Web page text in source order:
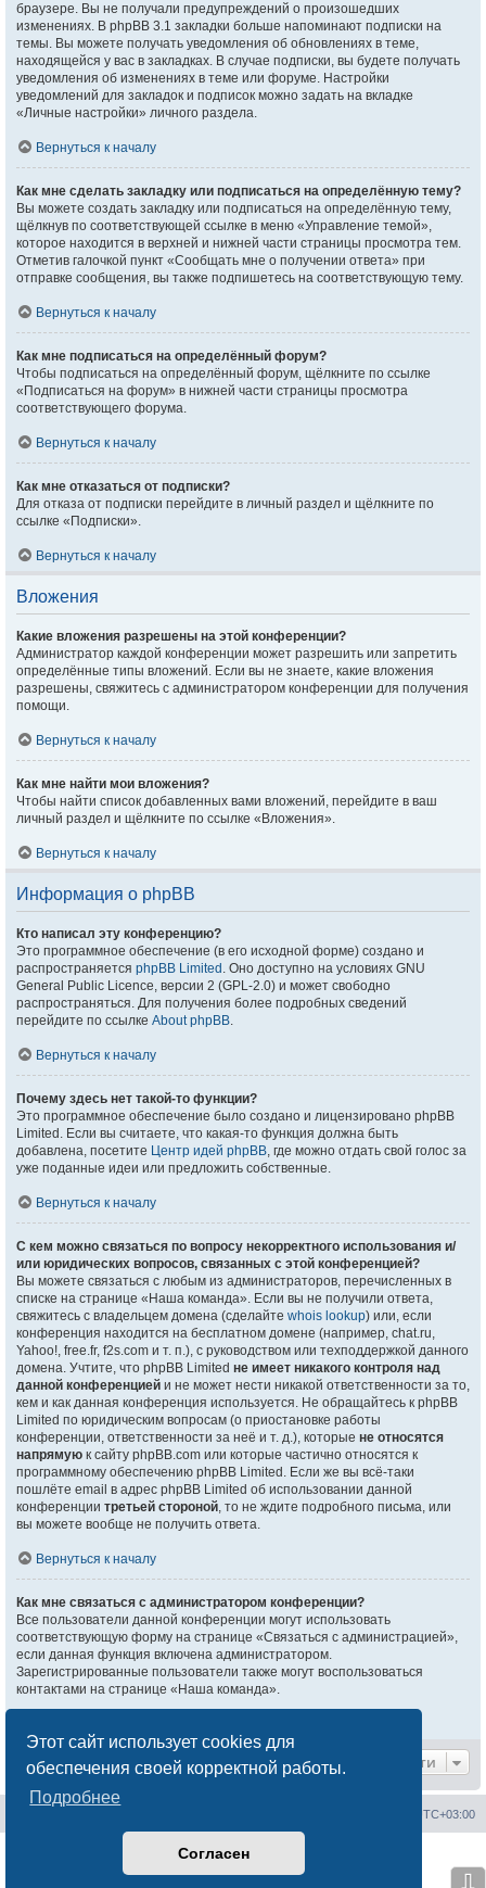
Этот сайт использует cookies для
обеспечения своей корректной работы.
Подробнее
Согласен
браузере. Вы не получали предупреждений о произошедших
изменениях. В phpBB 3.1 закладки больше напоминают подписки на
темы. Вы можете получать уведомления об обновлениях в теме,
находящейся у вас в закладках. В случае подписки, вы будете получать
уведомления об изменениях в теме или форуме. Настройки
уведомлений для закладок и подписок можно задать на вкладке
«Личные настройки» личного раздела.
Вернуться к началу
Как мне сделать закладку или подписаться на определённую тему?
Вы можете создать закладку или подписаться на определённую тему,
щёлкнув по соответствующей ссылке в меню «Управление темой»,
которое находится в верхней и нижней части страницы просмотра тем.
Отметив галочкой пункт «Сообщать мне о получении ответа» при
отправке сообщения, вы также подпишетесь на соответствующую тему.
Вернуться к началу
Как мне подписаться на определённый форум?
Чтобы подписаться на определённый форум, щёлкните по ссылке
«Подписаться на форум» в нижней части страницы просмотра
соответствующего форума.
Вернуться к началу
Как мне отказаться от подписки?
Для отказа от подписки перейдите в личный раздел и щёлкните по
ссылке «Подписки».
Вернуться к началу
Вложения
Какие вложения разрешены на этой конференции?
Администратор каждой конференции может разрешить или запретить
определённые типы вложений. Если вы не знаете, какие вложения
разрешены, свяжитесь с администратором конференции для получения
помощи.
Вернуться к началу
Как мне найти мои вложения?
Чтобы найти список добавленных вами вложений, перейдите в ваш
личный раздел и щёлкните по ссылке «Вложения».
Вернуться к началу
Информация о phpBB
Кто написал эту конференцию?
Это программное обеспечение (в его исходной форме) создано и
распространяется phpBB Limited . Оно доступно на условиях GNU
General Public Licence, версии 2 (GPL-2.0) и может свободно
распространяться. Для получения более подробных сведений
перейдите по ссылке About phpBB.
Вернуться к началу
Почему здесь нет такой-то функции?
Это программное обеспечение было создано и лицензировано phpBB
Limited. Если вы считаете, что какая-то функция должна быть
добавлена, посетите Центр идей phpBB, где можно отдать свой голос за
уже поданные идеи или предложить собственные.
Вернуться к началу
С кем можно связаться по вопросу некорректного использования и/
или юридических вопросов, связанных с этой конференцией?
Вы можете связаться с любым из администраторов, перечисленных в
списке на странице «Наша команда». Если вы не получили ответа,
свяжитесь с владельцем домена (сделайте whois lookup) или, если
конференция находится на бесплатном домене (например, chat.ru,
Yahoo!, free.fr, f2s.com и т. п.), с руководством или техподдержкой данного
домена. Учтите, что phpBB Limited не имеет никакого контроля над
данной конференцией и не может нести никакой ответственности за то,
кем и как данная конференция используется. Не обращайтесь к phpBB
Limited по юридическим вопросам (о приостановке работы
конференции, ответственности за неё и т. д.), которые не относятся
напрямую к сайту phpBB.com или которые частично относятся к
программному обеспечению phpBB Limited. Если же вы всё-таки
пошлёте email в адрес phpBB Limited об использовании данной
конференции третьей стороной, то не ждите подробного письма, или
вы можете вообще не получить ответа.
Вернуться к началу
Как мне связаться с администратором конференции?
Все пользователи данной конференции могут использовать
соответствующую форму на странице «Связаться с администрацией»,
если данная функция включена администратором.
Зарегистрированные пользователи также могут воспользоваться
контактами на странице «Наша команда».
Перейти
UTC+03:00
Создано на основеphpBB® Forum Software © phpBB Limited
Русская поддержка phpBB